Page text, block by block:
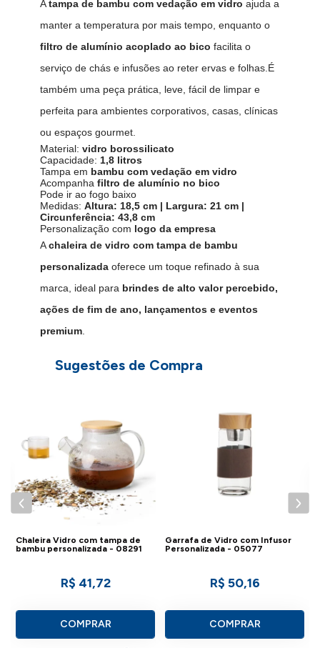
Atampa de bambu com vedação em vidro ajuda a
manter a temperatura por mais tempo, enquanto o
filtro de alumínio acoplado ao bico facilita o
serviço de chás e infusões ao reter ervas e folhas.É
também uma peça prática, leve, fácil de limpar e
perfeita para ambientes corporativos, casas, clínicas
ou espaços gourmet.
Material: vidro borossilicato
Capacidade: 1,8 litros
Tampa em bambu com vedação em vidro
Acompanha filtro de alumínio no bico
Pode ir ao fogo baixo
Medidas: Altura: 18,5 cm | Largura: 21 cm |
Circunferência: 43,8 cm
Personalização com logo da empresa
Achaleira de vidro com tampa de bambu
personalizadaoferece um toque refinado à sua
marca, ideal para brindes de alto valor percebido,
ações de fim de ano, lançamentos e eventos
premium.
Sugestões de Compra
Chaleira Vidro com tampa de
bambu personalizada - 08291
R$ 41,72
COMPRAR
Garrafa de Vidro com Infusor
Personalizada - 05077
R$ 50,16
COMPRAR